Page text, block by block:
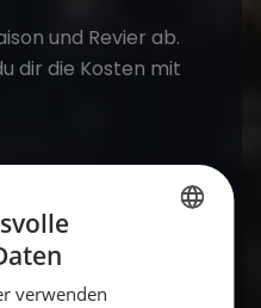
und Revier ab.
dir die Kosten mit
um einen
Navigation und
verwenden